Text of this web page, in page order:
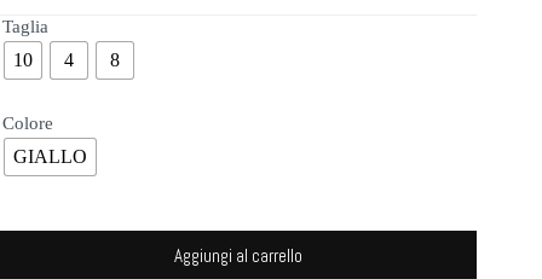
Taglia
10 4 8
Colore
GIALLO
Aggiungi al carrello